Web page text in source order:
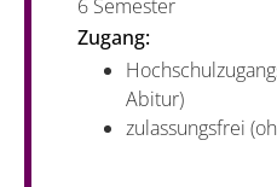
6 Semester
Zugang:
Abitur)
zulassungsfrei